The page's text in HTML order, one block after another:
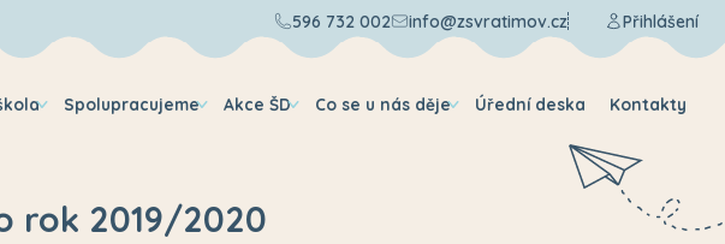
596 732 002 info@zsvratimov.cz Přihlášení
Spolupracujeme Akce ŠD Co se u nás děje Úřední deska Kontakty
rok 2019/2020